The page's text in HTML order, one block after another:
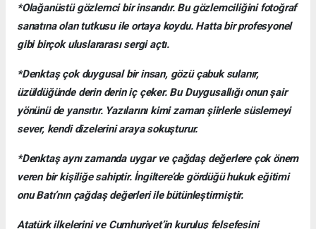
*Olağanüstü gözlemci bir insandır. Bu gözlemciliğini fotoğraf
sanatına olan tutkusu ile ortaya koydu. Hatta bir profesyonel
gibi birçok uluslararası sergi açtı.
*Denktaş çok duygusal bir insan, gözü çabuk sulanır,
üzüldüğünde derin derin iç çeker. Bu Duygusallığı onun şair
yönünü de yansıtır. Yazılarını kimi zaman şiirlerle süslemeyi
sever, kendi dizelerini araya sokuşturur.
*Denktaş aynı zamanda uygar ve çağdaş değerlere çok önem
veren bir kişiliğe sahiptir. İngiltere’de gördüğü hukuk eğitimi
onu Batı’nın çağdaş değerleri ile bütünleştirmiştir.
Atatürk ilkelerini ve Cumhuriyet’in kuruluş felsefesini